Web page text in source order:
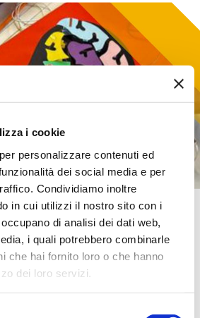
i cookie
personalizzare contenuti ed
dei social media e per
Condividiamo inoltre
in cui utilizzi il nostro sito con i
di analisi dei dati web,
i quali potrebbero combinarle
che hai fornito loro o che hanno
dei loro servizi.
cervello?
cervello in cartoncino cercando di